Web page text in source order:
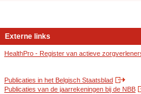
Externe links
HealthPro - Register van actieve
Publicaties in het Belgisch Staatsblad
Publicaties van de jaarrekeningen bij de NBB